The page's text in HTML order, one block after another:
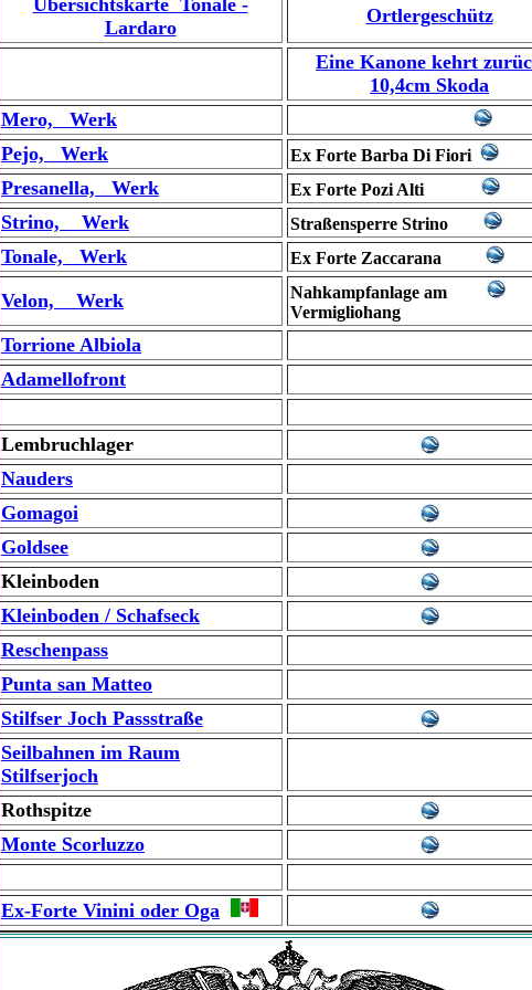
Übersichtskarte Tonale -
Lardaro
Ortlergeschütz
Eine Kanone kehrt
10,4cm Skoda
Mero, Werk
Pejo, Werk
Ex Forte Barba Di Fiori
Presanella, Werk Ex Forte Pozi Alti
Strino, Werk Straßensperre Strino
Tonale, Werk Ex Forte Zaccarana
Velon, Werk
Nahkampfanlage am
Vermigliohang
Torrione Albiola
Adamellofront
Lembruchlager
Nauders
Gomagoi
Goldsee
Kleinboden
Kleinboden / Schafseck
Reschenpass
Punta san Matteo
Stilfser Joch Passstraße
Seilbahnen im Raum
Stilfserjoch
Rothspitze
Monte Scorluzzo
Ex-Forte Vinini oder Oga